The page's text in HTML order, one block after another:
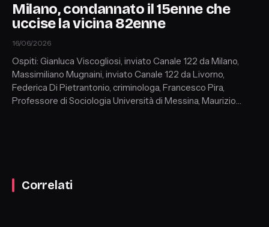
Milano, condannato il 15enne che
uccise la vicina 82enne
16/06/2026
Ospiti: Gianluca Viscogliosi, inviato Canale 122 da Milano,
Massimiliano Mugnaini, inviato Canale 122 da Livorno,
Federica Di Pietrantonio, criminologa, Francesco Pira,
Professore di Sociologia Università di Messina, Maurizio
Correlati